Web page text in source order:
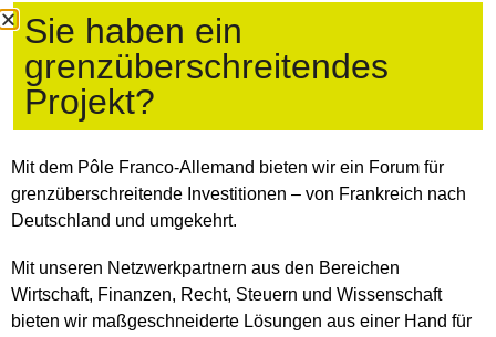
Sie haben ein
grenzüberschreitendes
Projekt?
Mit dem Pôle Franco-Allemand bieten wir ein Forum für
grenzüberschreitende Investitionen – von Frankreich nach
Deutschland und umgekehrt.
Mit unseren Netzwerkpartnern aus den Bereichen
Wirtschaft, Finanzen, Recht, Steuern und Wissenschaft
bieten wir maßgeschneiderte Lösungen aus einer Hand für